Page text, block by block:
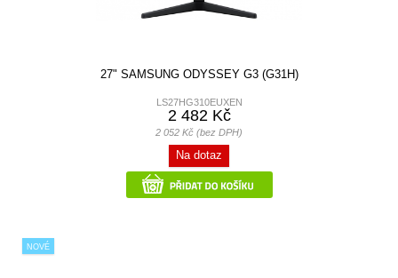
27" SAMSUNG ODYSSEY G3 (G31H)
LS27HG310EUXEN
2 482 Kč
2 052 Kč (bez DPH)
Na dotaz
NOVÉ